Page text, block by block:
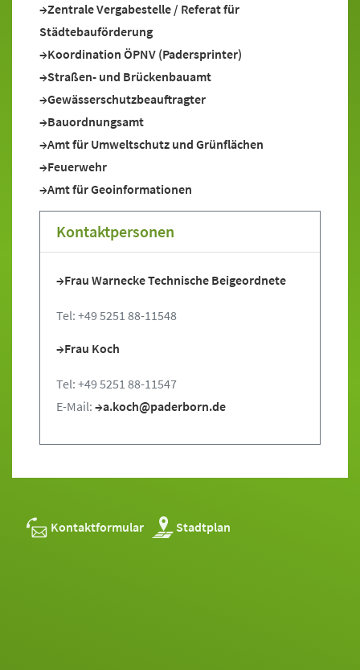
Zentrale Vergabestelle / Referat für
Städtebauförderung
Koordination ÖPNV (Padersprinter)
Straßen- und Brückenbauamt
Gewässerschutzbeauftragter
Bauordnungsamt
Amt für Umweltschutz und Grünflächen
Feuerwehr
Amt für Geoinformationen
Kontaktpersonen
Frau Warnecke Technische Beigeordnete
Tel: +49 5251 88-11548
Frau Koch
Tel: +49 5251 88-11547
E-Mail:
a.koch@paderborn.de
Kontaktformular Stadtplan